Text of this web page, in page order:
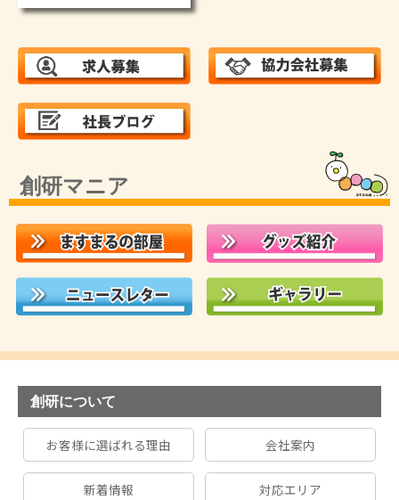
創研マニア
創研について
お客様に選ばれる理由 会社案内
新着情報 対応エリア